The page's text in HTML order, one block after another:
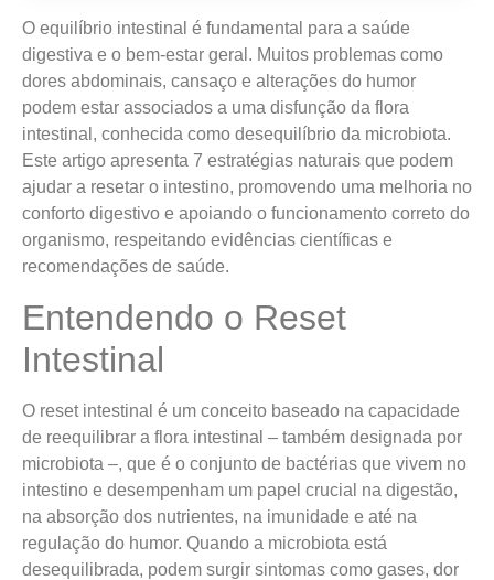
O equilíbrio intestinal é fundamental para a saúde
digestiva e o bem-estar geral. Muitos problemas como
dores abdominais, cansaço e alterações do humor
podem estar associados a uma disfunção da flora
intestinal, conhecida como desequilíbrio da microbiota.
Este artigo apresenta 7 estratégias naturais que podem
ajudar a resetar o intestino, promovendo uma melhoria no
conforto digestivo e apoiando o funcionamento correto do
organismo, respeitando evidências científicas e
recomendações de saúde.
Entendendo o Reset
Intestinal
O reset intestinal é um conceito baseado na capacidade
de reequilibrar a flora intestinal – também designada por
microbiota –, que é o conjunto de bactérias que vivem no
intestino e desempenham um papel crucial na digestão,
na absorção dos nutrientes, na imunidade e até na
regulação do humor. Quando a microbiota está
desequilibrada, podem surgir sintomas como gases, dor